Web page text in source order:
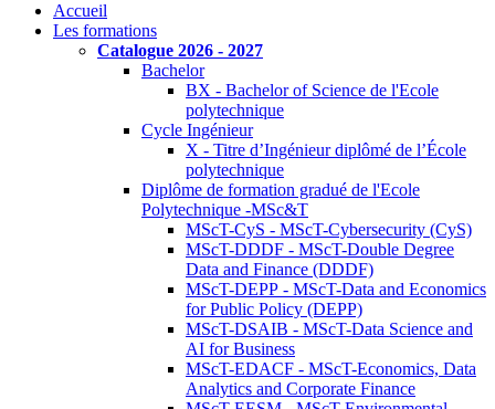
Accueil
Les formations
Catalogue 2026 - 2027
Bachelor
BX - Bachelor of Science de l'Ecole
polytechnique
Cycle Ingénieur
X - Titre d’Ingénieur diplômé de l’École
polytechnique
Diplôme de formation gradué de l'Ecole
Polytechnique -MSc&T
MScT-CyS - MScT-Cybersecurity (CyS)
MScT-DDDF - MScT-Double Degree
Data and Finance (DDDF)
MScT-DEPP - MScT-Data and Economics
for Public Policy (DEPP)
MScT-DSAIB - MScT-Data Science and
AI for Business
MScT-EDACF - MScT-Economics, Data
Analytics and Corporate Finance